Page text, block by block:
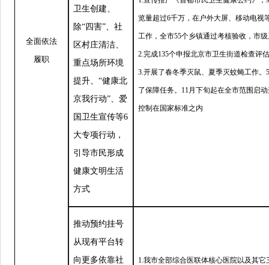
全面依法
履职
卫生创建、
除“四害” 、社
区村庄清洁、
重点场所环境
提升、 “健康北
京我行动” 、爱
国卫生宣传等6
大专项行动，
引导市民形成
健康文明生活
方式
览量超过6千万，在户外大屏、移动电视
工作，全市55个乡镇通过考核验收，市
2.完成135个申报北京市卫生街道检查评
3.开展了春冬季灭鼠、夏季灭蚊蝇工作
了保障任务。11月下旬起在全市范围启
控制在国家标准之内
推动预约挂号
从现有平台转
向更多依靠社
1.我市全部综合医联体核心医院以及其